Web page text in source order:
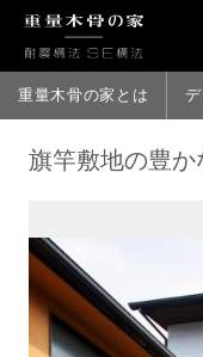
重量木骨の家とは
旗竿敷地の豊か